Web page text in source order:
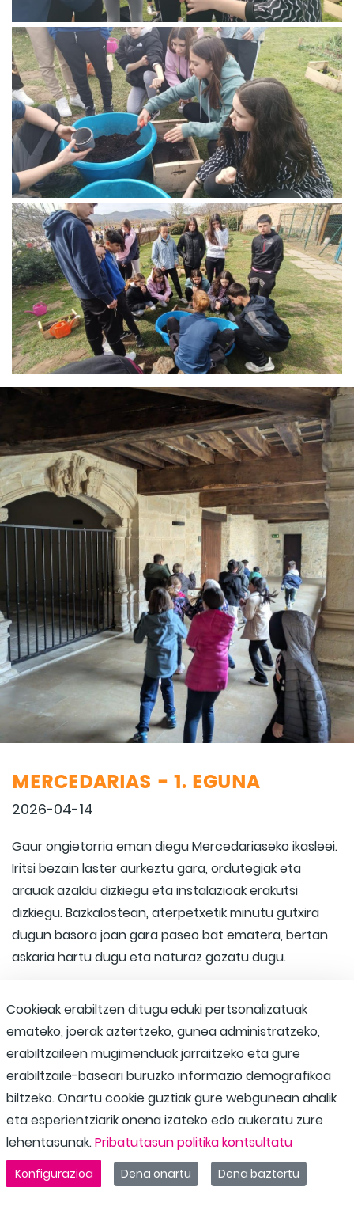
MERCEDARIAS - 1. EGUNA
2026-04-14
Gaur ongietorria eman diegu Mercedariaseko ikasleei.
Iritsi bezain laster aurkeztu gara, ordutegiak eta
arauak azaldu dizkiegu eta instalazioak erakutsi
dizkiegu. Bazkalostean, aterpetxetik minutu gutxira
dugun basora joan gara paseo bat ematera, bertan
askaria hartu dugu eta naturaz gozatu dugu.
Cookieak erabiltzen ditugu eduki pertsonalizatuak
emateko, joerak aztertzeko, gunea administratzeko,
erabiltzaileen mugimenduak jarraitzeko eta gure
erabiltzaile-baseari buruzko informazio demografikoa
biltzeko. Onartu cookie guztiak gure webgunean ahalik
eta esperientziarik onena izateko edo aukeratu zure
lehentasunak.Pribatutasun politika kontsultatu
Konfigurazioa Dena onartu Dena baztertu